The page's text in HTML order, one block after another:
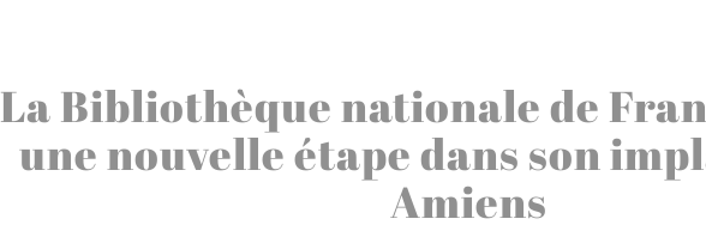
La Bibliothèque nationale de
une nouvelle étape dans son
Amiens